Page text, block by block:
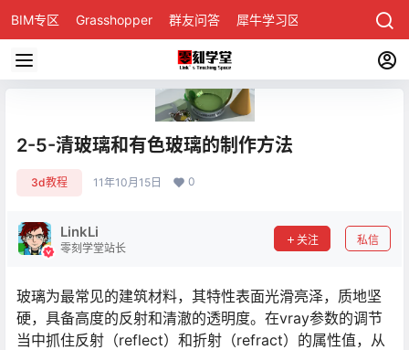
BIM专区 Grasshopper 群友问答 犀牛学习区
2-5-清玻璃和有色玻璃的制作方法
3d教程 11年10月15日 0
LinkLi
零刻学堂站长
关注 私信
玻璃为最常见的建筑材料，其特性表面光滑亮泽，质地坚
硬，具备高度的反射和清澈的透明度。在vray参数的调节
当中抓住反射（reflect）和折射（refract）的属性值，从